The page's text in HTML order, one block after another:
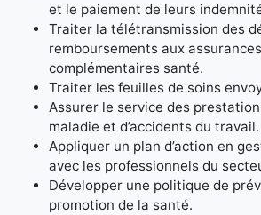
et le paiement de leurs
Traiter la télétransmission des
remboursements aux
complémentaires santé.
Traiter les feuilles de soins
Assurer le service des
maladie et d’accidents du travail.
Appliquer un plan d’action en
avec les professionnels du
Développer une politique de
promotion de la santé.